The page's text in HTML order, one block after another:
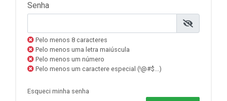
Senha
Pelo menos 8 caracteres
Pelo menos uma letra maiúscula
Pelo menos um número
Pelo menos um caractere especial (!@#$...)
Esqueci minha senha